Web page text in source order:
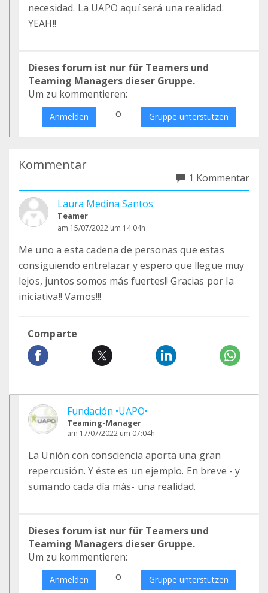
necesidad. La UAPO aquí será una realidad.
YEAH!!
Dieses forum ist nur für Teamers und
Teaming Managers dieser Gruppe.
Um zu kommentieren:
Anmelden o Gruppe unterstützen
Kommentar
1 Kommentar
Laura Medina Santos
Teamer
am 15/07/2022 um 14:04h
Me uno a esta cadena de personas que estas
consiguiendo entrelazar y espero que llegue muy
lejos, juntos somos más fuertes!! Gracias por la
iniciativa!! Vamos!!!
Comparte
Fundación •UAPO•
Teaming-Manager
am 17/07/2022 um 07:04h
La Unión con consciencia aporta una gran
repercusión. Y éste es un ejemplo. En breve - y
sumando cada día más- una realidad.
Dieses forum ist nur für Teamers und
Teaming Managers dieser Gruppe.
Um zu kommentieren:
Anmelden o Gruppe unterstützen